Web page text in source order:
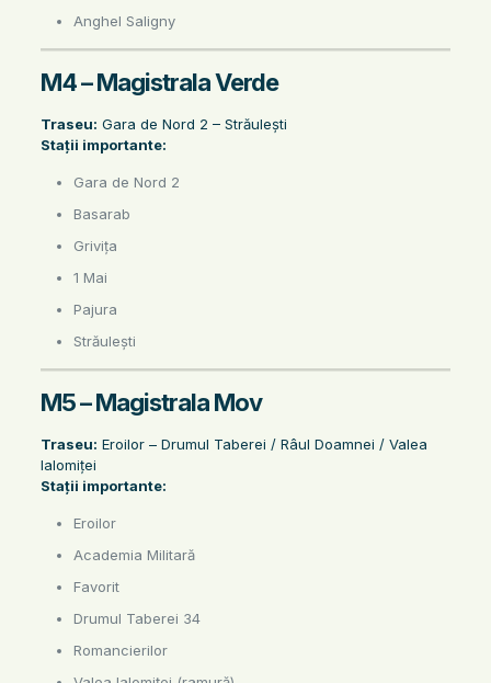
Anghel Saligny
M4 – Magistrala Verde
Traseu: Gara de Nord 2 – Străulești
Stații importante:
Gara de Nord 2
Basarab
Grivița
1 Mai
Pajura
Străulești
M5 – Magistrala Mov
Traseu: Eroilor – Drumul Taberei / Râul Doamnei / Valea
Ialomiței
Stații importante:
Eroilor
Academia Militară
Favorit
Drumul Taberei 34
Romancierilor